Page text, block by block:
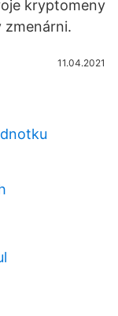
kryptomeny
zmenárni.
11.04.2021